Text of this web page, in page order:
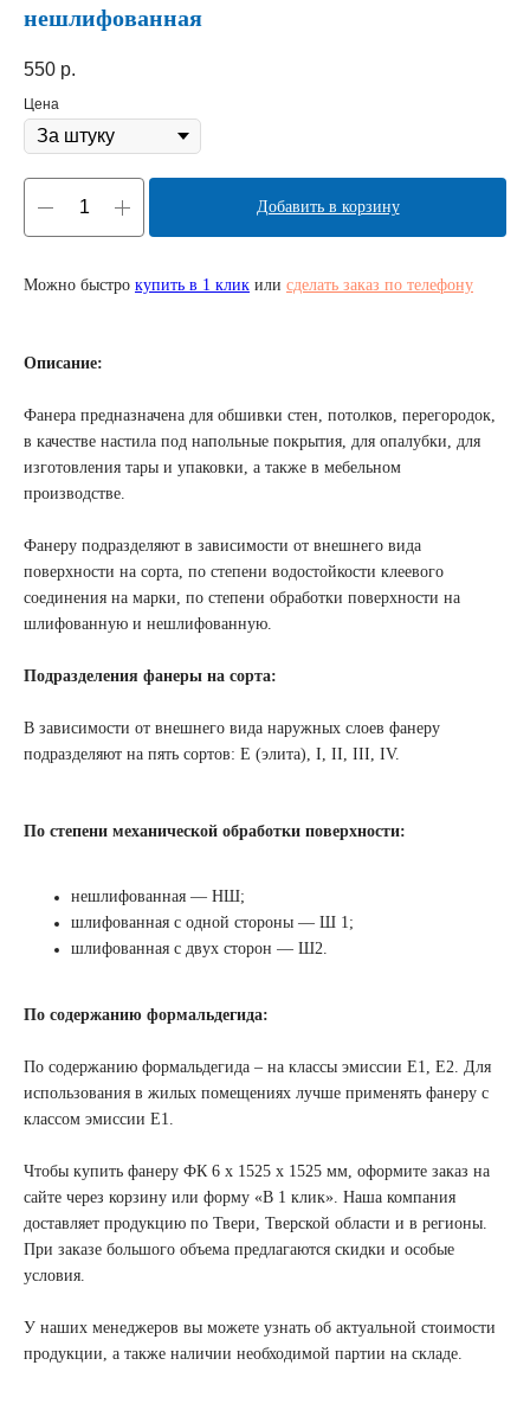
нешлифованная
550 р.
Цена
Добавить в корзину
Можно быстро купить в 1 клик или сделать заказ по телефону
Описание:
Фанера предназначена для обшивки стен, потолков, перегородок,
в качестве настила под напольные покрытия, для опалубки, для
изготовления тары и упаковки, а также в мебельном
производстве.
Фанеру подразделяют в зависимости от внешнего вида
поверхности на сорта, по степени водостойкости клеевого
соединения на марки, по степени обработки поверхности на
шлифованную и нешлифованную.
Подразделения фанеры на сорта:
В зависимости от внешнего вида наружных слоев фанеру
подразделяют на пять сортов: Е (элита), I, II, III, IV.
По степени механической обработки поверхности:
нешлифованная — НШ;
шлифованная с одной стороны — Ш 1;
шлифованная с двух сторон — Ш2.
По содержанию формальдегида:
По содержанию формальдегида – на классы эмиссии Е1, Е2. Для
использования в жилых помещениях лучше применять фанеру с
классом эмиссии Е1.
Чтобы купить фанеру ФК 6 х 1525 х 1525 мм, оформите заказ на
сайте через корзину или форму «В 1 клик». Наша компания
доставляет продукцию по Твери, Тверской области и в регионы.
При заказе большого объема предлагаются скидки и особые
условия.
У наших менеджеров вы можете узнать об актуальной стоимости
продукции, а также наличии необходимой партии на складе.